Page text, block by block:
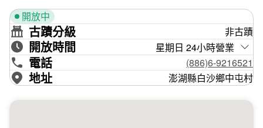
追星景點
8部巨大的發電機組，是澎湖最醒目耀眼的地標，在許慧欣
「放愛情一個假」、江美琪「親愛的你怎麼不在身邊」、劉
燁「愛無界鎖定今生」以及詹雅雯的「騙人彼多」MV及許
多廣告片中都可以看到它的身影。白色造型的風車，不只是
人氣拍攝景點，也是澎湖浪漫的地標之一。
開放中
古蹟分級 非古蹟
開放時間 星期日 24小時營業
電話 (886)6-9216521
地址 澎湖縣白沙鄉中屯村